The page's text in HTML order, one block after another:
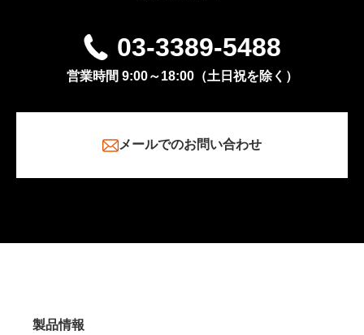
03-3389-5488
営業時間 9:00～18:00（土日祝を除く）
メールでのお問い合わせ
製品情報